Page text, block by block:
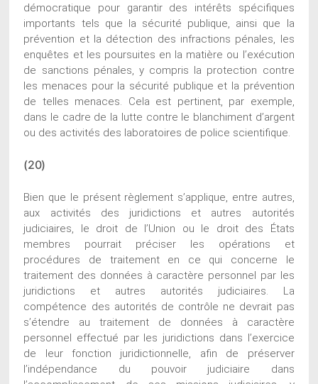
démocratique pour garantir des intérêts spécifiques
importants tels que la sécurité publique, ainsi que la
prévention et la détection des infractions pénales, les
enquêtes et les poursuites en la matière ou l’exécution
de sanctions pénales, y compris la protection contre
les menaces pour la sécurité publique et la prévention
de telles menaces. Cela est pertinent, par exemple,
dans le cadre de la lutte contre le blanchiment d’argent
ou des activités des laboratoires de police scientifique.
(20)
Bien que le présent règlement s’applique, entre autres,
aux activités des juridictions et autres autorités
judiciaires, le droit de l’Union ou le droit des États
membres pourrait préciser les opérations et
procédures de traitement en ce qui concerne le
traitement des données à caractère personnel par les
juridictions et autres autorités judiciaires. La
compétence des autorités de contrôle ne devrait pas
s’étendre au traitement de données à caractère
personnel effectué par les juridictions dans l’exercice
de leur fonction juridictionnelle, afin de préserver
l’indépendance du pouvoir judiciaire dans